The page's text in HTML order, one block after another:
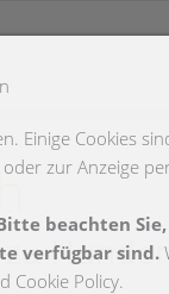
Einige Cookies
zur Anzeige
beachten
verfügbar sind.
Cookie Policy.